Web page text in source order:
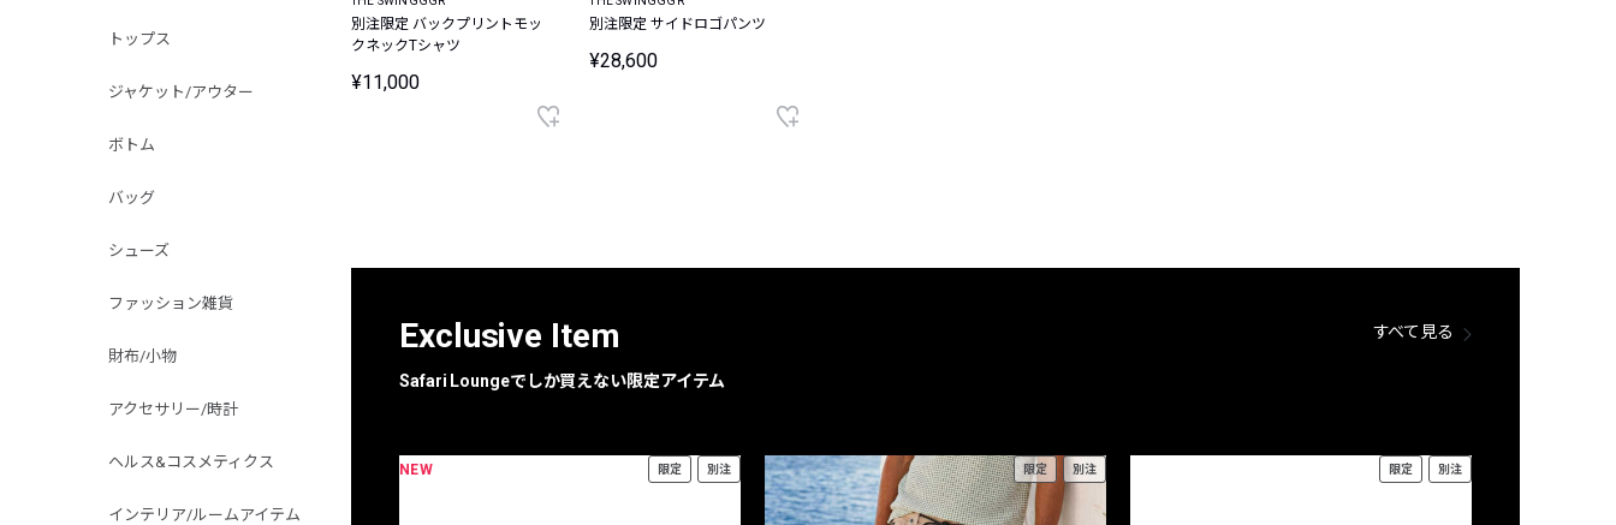
トップス
ジャケット/アウター
ボトム
バッグ
シューズ
ファッション雑貨
財布/小物
アクセサリー/時計
ヘルス&コスメティクス
インテリア/ルームアイテム
別注限定 バックプリントモッ
クネックTシャツ
¥11,000
別注限定 サイドロゴパンツ
¥28,600
Exclusive Item
Safari Loungeでしか買えない限定アイテム
すべて見る
NEW 限定 別注 限定 別注 限定 別注